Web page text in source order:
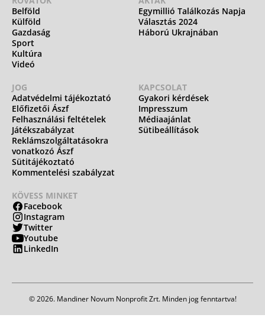
Belföld
Külföld
Gazdaság
Sport
Kultúra
Videó
Egymillió Találkozás Napja
Választás 2024
Háború Ukrajnában
JOG
Adatvédelmi tájékoztató
Előfizetői Ászf
Felhasználási feltételek
Játékszabályzat
Reklámszolgáltatásokra
vonatkozó Ászf
Sütitájékoztató
Kommentelési szabályzat
KAPCSOLAT
Gyakori kérdések
Impresszum
Médiaajánlat
Sütibeállítások
KÖVESS MINKET
Facebook
Instagram
Twitter
Youtube
LinkedIn
© 2026. Mandiner Novum Nonprofit Zrt. Minden jog fenntartva!